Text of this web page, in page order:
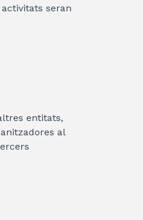
seran
entitats,
al